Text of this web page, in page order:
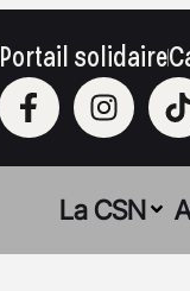
Portail solidaire
La CSN